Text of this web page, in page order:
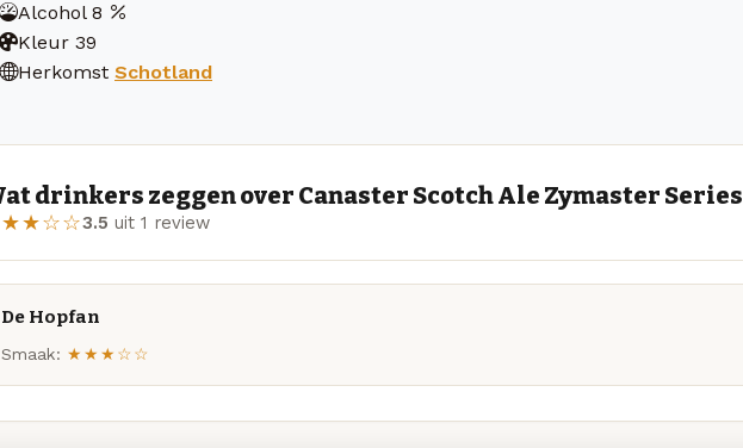
Alcohol 8
Kleur 39
Herkomst Schotland
drinkers zeggen over Canaster Scotch Ale Zymaster Series
3.5 uit 1 review
De Hopfan
Smaak: ★★★☆☆